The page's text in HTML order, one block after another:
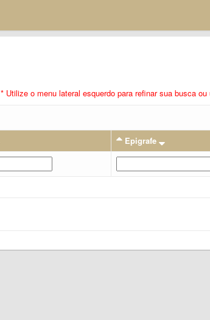
* Utilize o menu lateral esquerdo para refinar sua busca
Epigrafe